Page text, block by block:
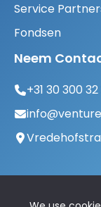
Service
Fondsen
Neem
+31 30 300